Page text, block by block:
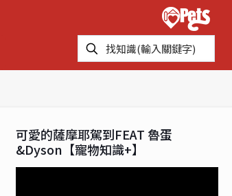
可愛的薩摩耶駕到FEAT 魯蛋
&Dyson【寵物知識+】